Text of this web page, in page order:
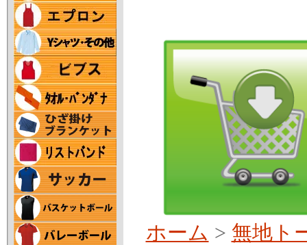
ホーム > 無地ト